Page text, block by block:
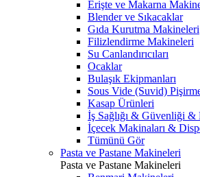
Erişte ve Makarna
Blender ve Sıkacaklar
Gıda Kurutma Makineleri
Filizlendirme Makineleri
Su Canlandırıcıları
Ocaklar
Bulaşık Ekipmanları
Sous Vide (Suvid)
Kasap Ürünleri
İş Sağlığı & Güvenliği
İçecek Makinaları &
Tümünü Gör
Pasta ve Pastane Makineleri
Pasta ve Pastane Makineleri